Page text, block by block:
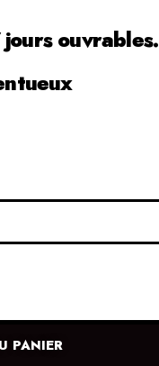
ouvrables.
PANIER